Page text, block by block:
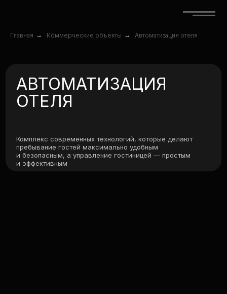
Главная → Коммерческие объекты → Автоматизация отеля
АВТОМАТИЗАЦИЯ
ОТЕЛЯ
пребывание гостей максимально удобным
и безопасным, а управление гостиницей — простым
и эффективным